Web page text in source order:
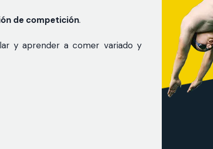
de competición.
y aprender a comer variado y